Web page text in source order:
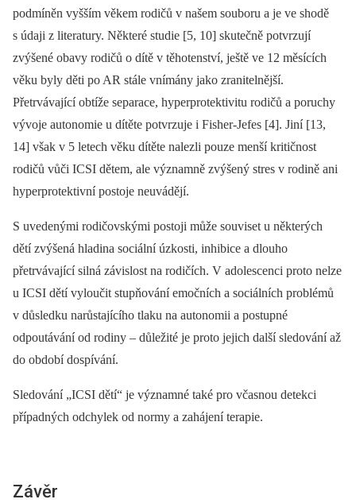
podmíněn vyšším věkem rodičů v našem souboru a je ve shodě
s údaji z literatury. Některé studie [5, 10] skutečně potvrzují
zvýšené obavy rodičů o dítě v těhotenství, ještě ve 12 měsících
věku byly děti po AR stále vnímány jako zranitelnější.
Přetrvávající obtíže separace, hyperprotektivitu rodičů a poruchy
vývoje autonomie u dítěte potvrzuje i Fisher-Jefes [4]. Jiní [13,
14] však v 5 letech věku dítěte nalezli pouze menší kritičnost
rodičů vůči ICSI dětem, ale významně zvýšený stres v rodině ani
hyperprotektivní postoje neuvádějí.
S uvedenými rodičovskými postoji může souviset u některých
dětí zvýšená hladina sociální úzkosti, inhibice a dlouho
přetrvávající silná závislost na rodičích. V adolescenci proto nelze
u ICSI dětí vyloučit stupňování emočních a sociálních problémů
v důsledku narůstajícího tlaku na autonomii a postupné
odpoutávání od rodiny –⁠ důležité je proto jejich další sledování až
do období dospívání.
Sledování „ICSI dětí“ je významné také pro včasnou detekci
případných odchylek od normy a zahájení terapie.
Závěr